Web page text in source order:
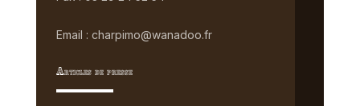
Email : charpimo@wanadoo.fr
Articles de presse